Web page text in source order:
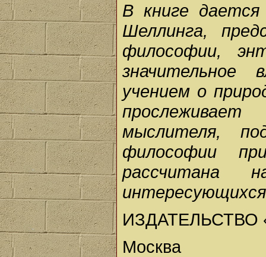
В книге дается
Шеллинга,
философии,
значительное
учением о
мыслителя,
философии
рассчитана
ИЗДАТЕЛЬСТВО
Москва